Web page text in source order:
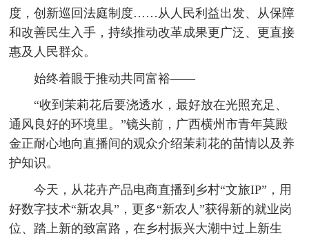
度，创新巡回法庭制度……从人民利益出发、从保障
和改善民生入手，持续推动改革成果更广泛、更直接
惠及人民群众。
始终着眼于推动共同富裕——
“收到茉莉花后要浇透水，最好放在光照充足、
通风良好的环境里。”镜头前，广西横州市青年莫殿
金正耐心地向直播间的观众介绍茉莉花的苗情以及养
护知识。
今天，从花卉产品电商直播到乡村“文旅IP”，用
好数字技术“新农具”，更多“新农人”获得新的就业岗
位、踏上新的致富路，在乡村振兴大潮中过上新生